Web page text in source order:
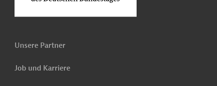
Unsere Partner
Job und Karriere